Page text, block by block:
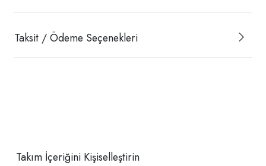
Taksit / Ödeme Seçenekleri
Takım İçeriğini Kişiselleştirin